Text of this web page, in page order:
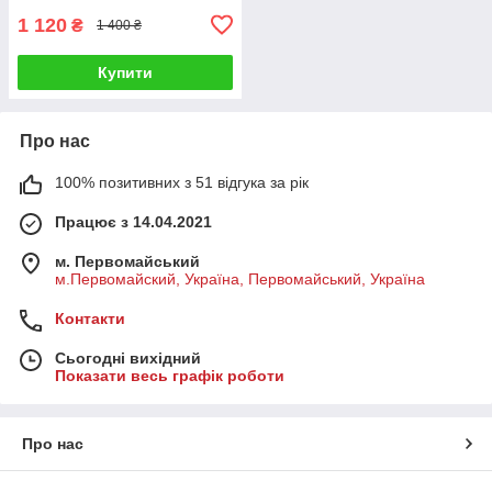
1 120 ₴ 1 400 ₴
Купити
Про нас
100% позитивних з 51 відгука за рік
Працює з 14.04.2021
м. Первомайський
м.Первомайский, Україна, Первомайський, Україна
Контакти
Сьогодні вихідний
Показати весь графік роботи
Про нас